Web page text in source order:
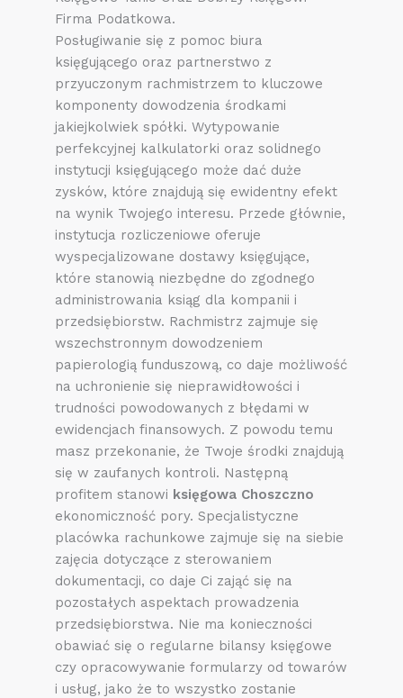
Firma Podatkowa.
Posługiwanie się z pomoc biura
księgującego oraz partnerstwo z
przyuczonym rachmistrzem to kluczowe
komponenty dowodzenia środkami
jakiejkolwiek spółki. Wytypowanie
perfekcyjnej kalkulatorki oraz solidnego
instytucji księgującego może dać duże
zysków, które znajdują się ewidentny efekt
na wynik Twojego interesu. Przede głównie,
instytucja rozliczeniowe oferuje
wyspecjalizowane dostawy księgujące,
które stanowią niezbędne do zgodnego
administrowania ksiąg dla kompanii i
przedsiębiorstw. Rachmistrz zajmuje się
wszechstronnym dowodzeniem
papierologią funduszową, co daje możliwość
na uchronienie się nieprawidłowości i
trudności powodowanych z błędami w
ewidencjach finansowych. Z powodu temu
masz przekonanie, że Twoje środki znajdują
się w zaufanych kontroli. Następną
profitem stanowi księgowa Choszczno
ekonomiczność pory. Specjalistyczne
placówka rachunkowe zajmuje się na siebie
zajęcia dotyczące z sterowaniem
dokumentacji, co daje Ci zająć się na
pozostałych aspektach prowadzenia
przedsiębiorstwa. Nie ma konieczności
obawiać się o regularne bilansy księgowe
czy opracowywanie formularzy od towarów
i usług, jako że to wszystko zostanie